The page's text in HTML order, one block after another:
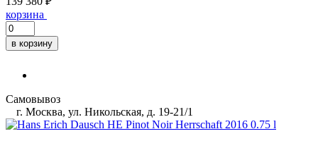
корзина
в корзину
Самовывоз
г. Москва, ул. Никольская, д. 19-21/1